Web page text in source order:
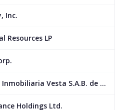
Inc.
Resources LP
Corporación Inmobiliaria Vesta S.A.B. de C.V.
Holdings Ltd.